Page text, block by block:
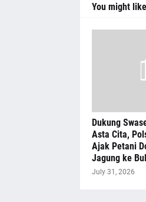
You might like
Dukung
Asta Cita,
Ajak Petani
Jagung ke
July 31, 2026